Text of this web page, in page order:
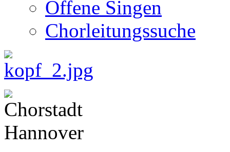
Offene Singen
Chorleitungssuche